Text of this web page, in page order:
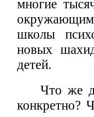
многие
школы
новых
детей.
Что же
конкретно?